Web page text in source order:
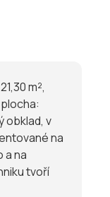
m²,
plocha:
na
a na
tvoří